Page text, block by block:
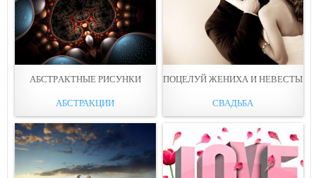
АБСТРAКТНЫE РИСУНКИ
АБСТРАКЦИИ
ПОЦЕЛУЙ ЖЕНИХА И НЕВЕСТЫ
СВАДЬБА